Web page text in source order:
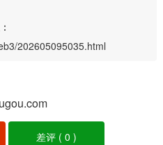
202605095035.html
差评 ( 0 )